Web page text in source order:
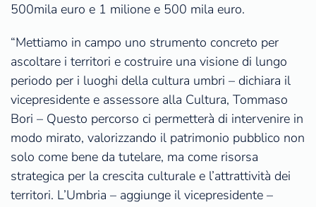
500mila euro e 1 milione e 500 mila euro.
“Mettiamo in campo uno strumento concreto per
ascoltare i territori e costruire una visione di lungo
periodo per i luoghi della cultura umbri – dichiara il
vicepresidente e assessore alla Cultura, Tommaso
Bori – Questo percorso ci permetterà di intervenire in
modo mirato, valorizzando il patrimonio pubblico non
solo come bene da tutelare, ma come risorsa
strategica per la crescita culturale e l’attrattività dei
territori. L’Umbria – aggiunge il vicepresidente –